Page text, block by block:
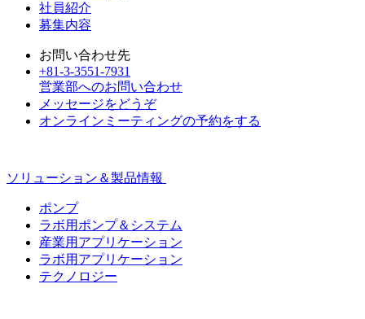
社員紹介
募集内容
お問い合わせ先
+81-3-3551-7931
営業部へのお問い合わせ
メッセージをどうぞ
オンラインミーティングの予約をする
ソリューション＆製品情報
ポンプ
ラボ用ポンプ＆システム
産業用アプリケーション
ラボ用アプリケーション
テクノロジー